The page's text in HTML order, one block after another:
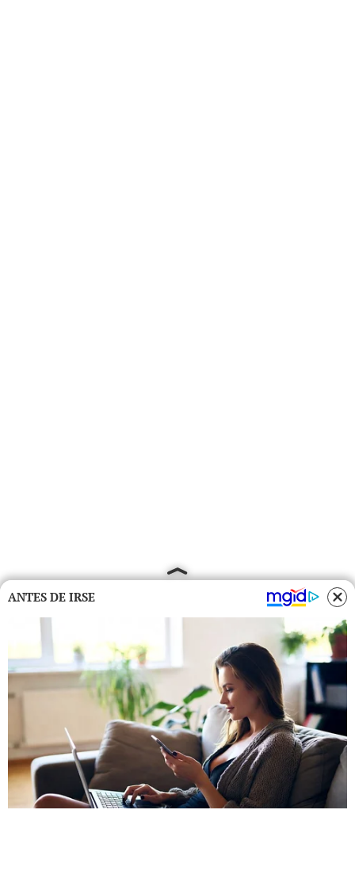
ANTES DE IRSE